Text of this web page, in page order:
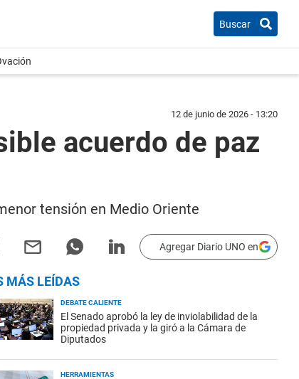
Buscar
12 de junio de 2026 - 13:20
acuerdo de paz
tensión en Medio Oriente
Agregar Diario UNO en
MÁS LEÍDAS
DEBATE CALIENTE
El Senado aprobó la ley de inviolabilidad de la
propiedad privada y la giró a la Cámara de
Diputados
HERRAMIENTAS